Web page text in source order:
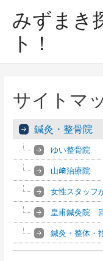
みずまき
ト！
サイトマ
鍼灸・整骨院
ゆい整骨院
山﨑治療院
女性スタッフ
皇甫鍼灸院
鍼灸・整体・